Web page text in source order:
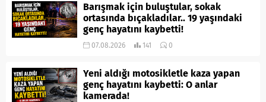
Barışmak için buluştular, sokak
ortasında bıçakladılar.. 19 yaşındaki
genç hayatını kaybetti!
07.08.2026 141 0
Yeni aldığı motosikletle kaza yapan
genç hayatını kaybetti: O anlar
kamerada!